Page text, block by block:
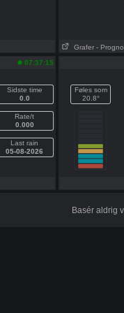
Grafer -
07:37:15
Sidste time
0.0
Rate/t
0.000
Last rain
05-08-2026
Føles som
20.8°
Basér aldrig